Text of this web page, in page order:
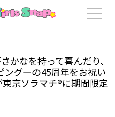
】ピングーがさかなを持って喜んだ
かなを持って喜んだり、
ング―の45周年をお祝い
京ソラマチ®に期間限定